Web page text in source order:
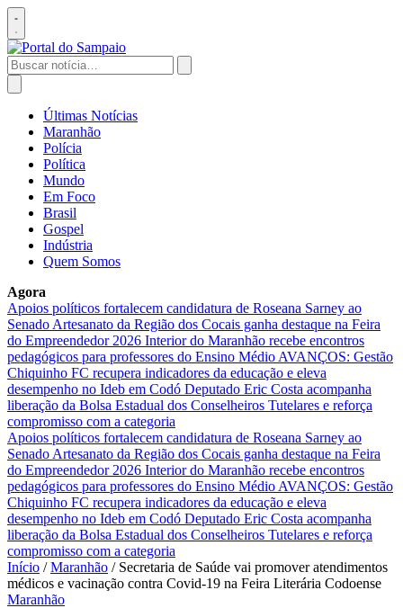
Pular
para
o
conteúdo
Abrir
menu
Buscar
por:
Abrir
buscaÚltimas Notícias
Maranhão
Polícia
Política
Mundo
Em Foco
Brasil
Gospel
Indústria
Quem Somos
Agora
Apoios políticos fortalecem candidatura de Roseana Sarney ao
Senado Artesanato da Região dos Cocais ganha destaque na Feira
do Empreendedor 2026 Interior do Maranhão recebe encontros
pedagógicos para professores do Ensino Médio AVANÇOS: Gestão
Chiquinho FC recupera indicadores da educação e eleva
desempenho no Ideb em Codó Deputado Eric Costa acompanha
liberação da Bolsa Estadual dos Conselheiros Tutelares e reforça
compromisso com a categoria
Apoios políticos fortalecem candidatura de Roseana Sarney ao
Senado Artesanato da Região dos Cocais ganha destaque na Feira
do Empreendedor 2026 Interior do Maranhão recebe encontros
pedagógicos para professores do Ensino Médio AVANÇOS: Gestão
Chiquinho FC recupera indicadores da educação e eleva
desempenho no Ideb em Codó Deputado Eric Costa acompanha
liberação da Bolsa Estadual dos Conselheiros Tutelares e reforça
compromisso com a categoria
Início / Maranhão / Secretaria de Saúde vai promover atendimentos
médicos e vacinação contra Covid-19 na Feira Literária Codoense
Maranhão